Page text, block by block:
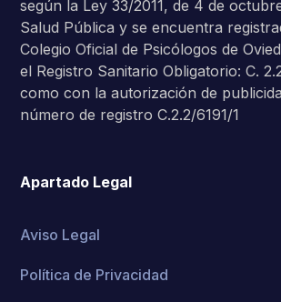
según la Ley 33/2011, de 4 de
Salud Pública y se encuentra
Colegio Oficial de Psicólogos de
el Registro Sanitario Obligatorio: C.
como con la autorización de
número de registro C.2.2/6191/1
Apartado Legal
Aviso Legal
Política de Privacidad